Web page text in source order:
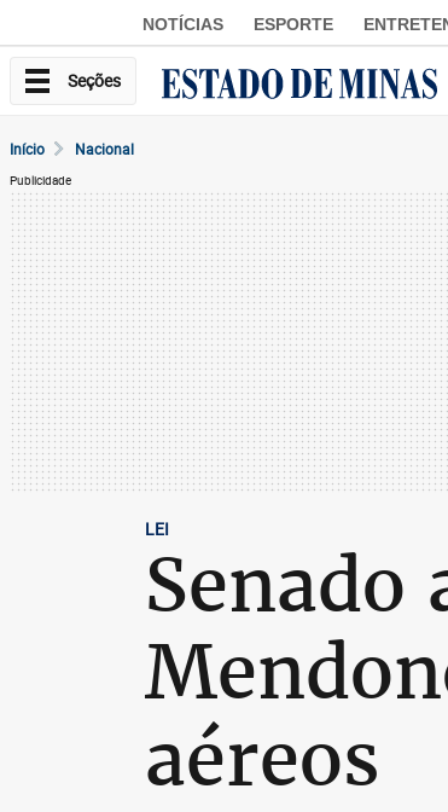
NOTÍCIAS ESPORTE
Seções
Início Nacional
Publicidade
LEI
aéreos